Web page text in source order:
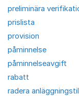
preliminära
prislista
provision
påminnelse
påminnelseavgift
rabatt
radera